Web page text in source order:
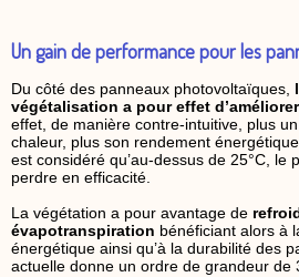
Un gain de performance pour les
Du côté des panneaux photovoltaïques,
végétalisation a pour effet
effet, de manière contre-intuitive, plus
chaleur, plus son rendement
est considéré qu’au-dessus de 25°C, le
perdre en efficacité.
La végétation a pour avantage de
évapotranspiration bénéficiant alors à
énergétique ainsi qu’à la durabilité des
actuelle donne un ordre de grandeur de